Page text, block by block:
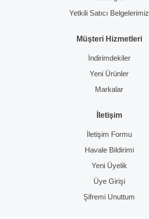
Yetkili Satıcı Belgelerimiz
Müşteri Hizmetleri
İndirimdekiler
Yeni Ürünler
Markalar
İletişim
İletişim Formu
Havale Bildirimi
Yeni Üyelik
Üye Girişi
Şifremi Unuttum